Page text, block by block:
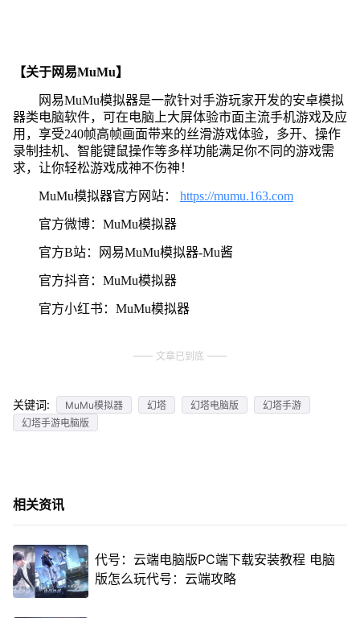
【关于网易MuMu】
网易MuMu模拟器是一款针对手游玩家开发的安卓模拟
器类电脑软件，可在电脑上大屏体验市面主流手机游戏及应
用，享受240帧高帧画面带来的丝滑游戏体验，多开、操作
录制挂机、智能键鼠操作等多样功能满足你不同的游戏需
求，让你轻松游戏成神不伤神！
MuMu模拟器官方网站： https://mumu.163.com
官方微博：MuMu模拟器
官方B站：网易MuMu模拟器-Mu酱
官方抖音：MuMu模拟器
官方小红书：MuMu模拟器
文章已到底
关键词: MuMu模拟器 幻塔 幻塔电脑版
幻塔手游
幻塔手游电脑版
相关资讯
代号：云端电脑版PC端下载安装教程 电脑
版怎么玩代号：云端攻略